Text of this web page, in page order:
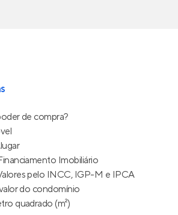
de compra?
Imobiliário
pelo INCC, IGP-M e IPCA
do condomínio
quadrado (m²)